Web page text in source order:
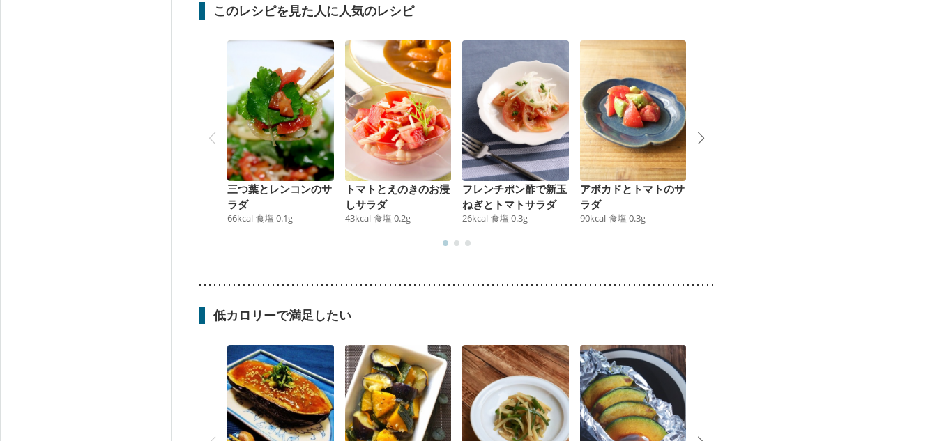
このレシピを見た人に人気のレシピ
三つ葉とレンコンのサ
ラダ
66kcal 食塩 0.1g
トマトとえのきのお浸
しサラダ
43kcal 食塩 0.2g
フレンチポン酢で新玉
ねぎとトマトサラダ
26kcal 食塩 0.3g
アボカドとトマトのサ
ラダ
90kcal 食塩 0.3g
低カロリーで満足したい